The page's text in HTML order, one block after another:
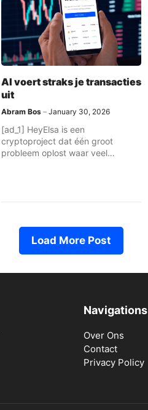
AI voert straks je transacties
uit
Abram Bos January 30, 2026
[ad_1] HeyElsa is een
cryptoproject dat één groot
probleem oplost waar veel
Load More Post
Navigations
Over Ons
Contact
Privacy Policy